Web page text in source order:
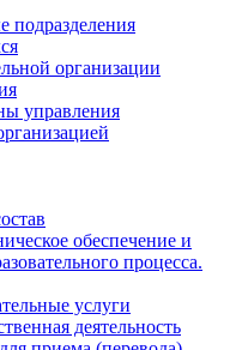
подразделения
организации
управления
обеспечение и
процесса.
услуги
деятельность